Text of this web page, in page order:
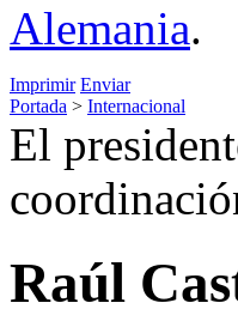
Alemania.
Imprimir Enviar
Portada > Internacional
El
Raúl